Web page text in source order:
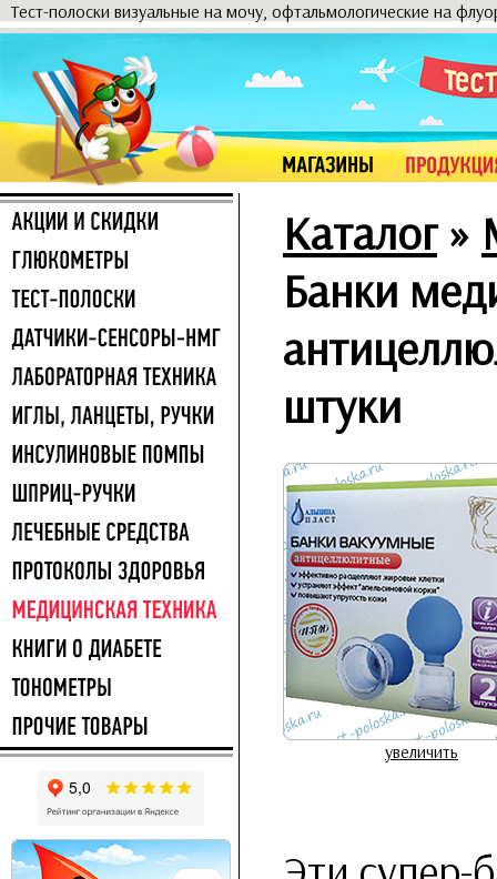
Тест-полоски визуальные на мочу, офтальмологические на
Каталог»
Банки
штуки
увеличить